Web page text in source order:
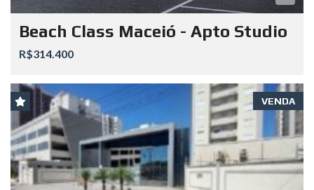
Beach Class Maceió - Apto Studio
R$314.400
VENDA